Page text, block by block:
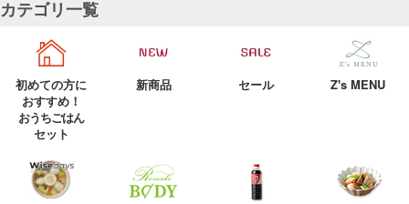
カテゴリ一覧
初めての方に
おすすめ！
おうちごはん
セット
新商品 セール Z's MENU